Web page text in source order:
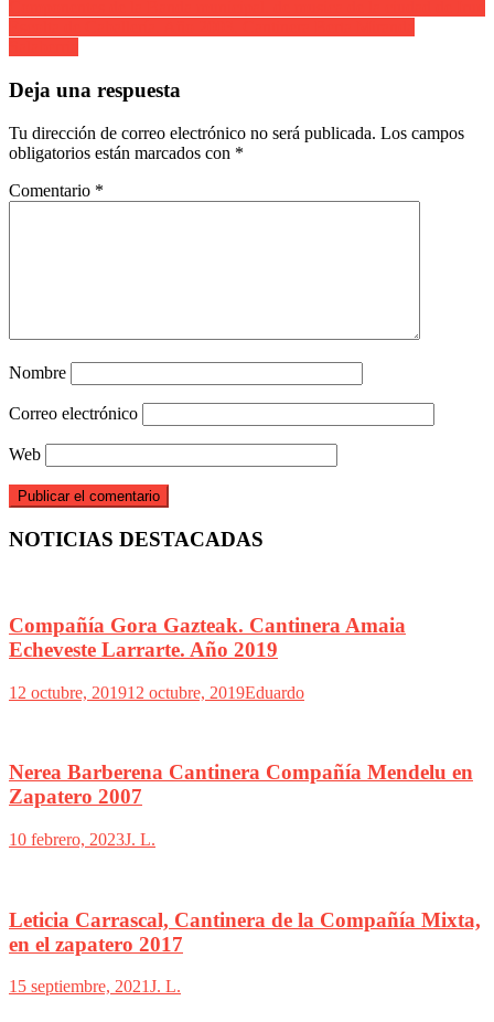
Deja una respuesta
Tu dirección de correo electrónico no será publicada. Los campos
obligatorios están marcados con *
Comentario *
Nombre
Correo electrónico
Web
NOTICIAS DESTACADAS
Compañía Gora Gazteak. Cantinera Amaia
Echeveste Larrarte. Año 2019
12 octubre, 201912 octubre, 2019Eduardo
Nerea Barberena Cantinera Compañía Mendelu en
Zapatero 2007
10 febrero, 2023J. L.
Leticia Carrascal, Cantinera de la Compañía Mixta,
en el zapatero 2017
15 septiembre, 2021J. L.